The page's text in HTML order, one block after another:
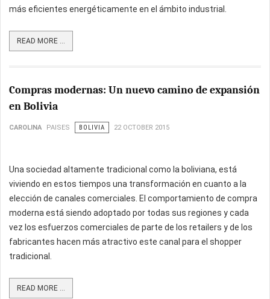
más eficientes energéticamente en el ámbito industrial.
READ MORE ...
Compras modernas: Un nuevo camino de expansión
en Bolivia
CAROLINA PAISES BOLIVIA 22 OCTOBER 2015
Una sociedad altamente tradicional como la boliviana, está
viviendo en estos tiempos una transformación en cuanto a la
elección de canales comerciales. El comportamiento de compra
moderna está siendo adoptado por todas sus regiones y cada
vez los esfuerzos comerciales de parte de los retailers y de los
fabricantes hacen más atractivo este canal para el shopper
tradicional.
READ MORE ...